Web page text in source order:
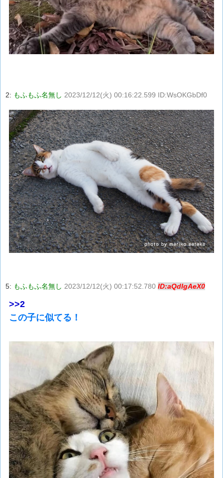
2: もふもふ名無し 2023/12/12(火) 00:16:22.599 ID:WsOKGbDf0
5: もふもふ名無し 2023/12/12(火) 00:17:52.780 ID:aQdIgAeX0
>>2
この子に似てる！